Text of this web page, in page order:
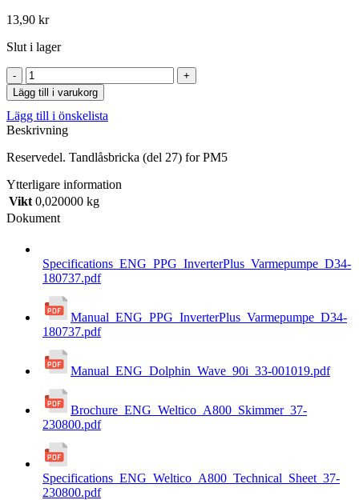
13,90 kr
Slut i lager
Tandlåsbricka
(del
27)
for
PM5
Lägg till i varukorg
Lägg till i önskelista
Beskrivning
Reservedel. Tandlåsbricka (del 27) for PM5
Ytterligare information
Vikt 0,020000 kg
Dokument
Specifications_ENG_PPG_InverterPlus_Varmepumpe_D34-
180737.pdf
Manual_ENG_PPG_InverterPlus_Varmepumpe_D34-
180737.pdf
Manual_ENG_Dolphin_Wave_90i_33-001019.pdf
Brochure_ENG_Weltico_A800_Skimmer_37-
230800.pdf
Specifications_ENG_Weltico_A800_Technical_Sheet_37-
230800.pdf